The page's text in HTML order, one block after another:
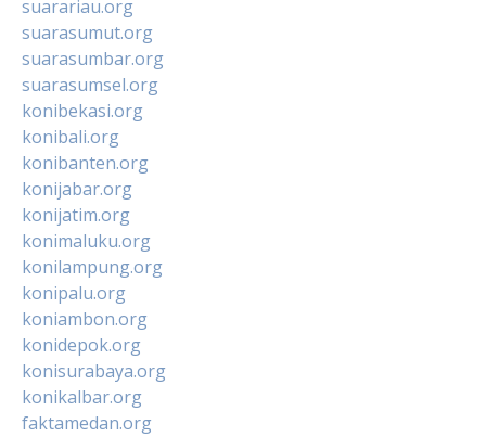
suarariau.org
suarasumut.org
suarasumbar.org
suarasumsel.org
konibekasi.org
konibali.org
konibanten.org
konijabar.org
konijatim.org
konimaluku.org
konilampung.org
konipalu.org
koniambon.org
konidepok.org
konisurabaya.org
konikalbar.org
faktamedan.org